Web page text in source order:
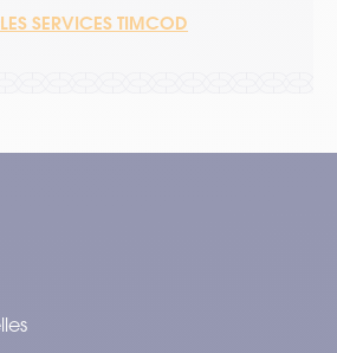
SERVICES TIMCOD